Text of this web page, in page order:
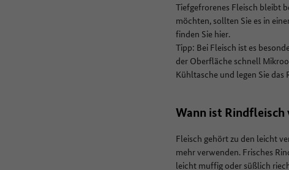
Tiefgefrorenes Fleisch bleibt
möchten, sollten Sie es in
finden Sie hier.
Tipp: Bei Fleisch ist es
der Oberfläche schnell
Kühltasche und legen Sie
Wann ist Rindfleisch
Fleisch gehört zu den leicht
mehr verwenden. Frisches
leicht muffig oder süßlich